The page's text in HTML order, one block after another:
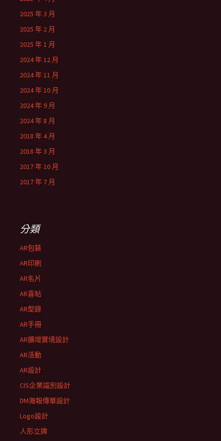
2025 年 3 月
2025 年 2 月
2025 年 1 月
2024 年 12 月
2024 年 11 月
2024 年 10 月
2024 年 9 月
2024 年 8 月
2018 年 4 月
2018 年 3 月
2017 年 10 月
2017 年 7 月
分類
AR包裝
AR印刷
AR名片
AR喜帖
AR型錄
AR手冊
AR擴增實境設計
AR活動
AR設計
CIS企業識別設計
DM海報傳單設計
Logo設計
人形立牌